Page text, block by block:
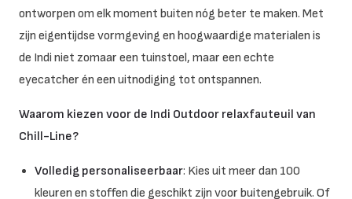
ontworpen om elk moment buiten nóg beter te maken. Met
zijn eigentijdse vormgeving en hoogwaardige materialen is
de Indi niet zomaar een tuinstoel, maar een echte
eyecatcher én een uitnodiging tot ontspannen.
Waarom kiezen voor de Indi Outdoor relaxfauteuil van
Chill-Line?
Volledig personaliseerbaar: Kies uit meer dan 100
kleuren en stoffen die geschikt zijn voor buitengebruik. Of